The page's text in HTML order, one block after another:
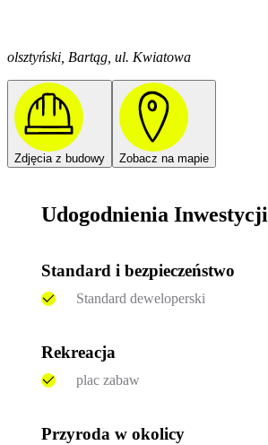
olsztyński, Bartąg, ul. Kwiatowa
Zdjęcia z budowy Zobacz na mapie
Udogodnienia Inwestycji
Standard i bezpieczeństwo
Standard deweloperski
Rekreacja
plac zabaw
Przyroda w okolicy